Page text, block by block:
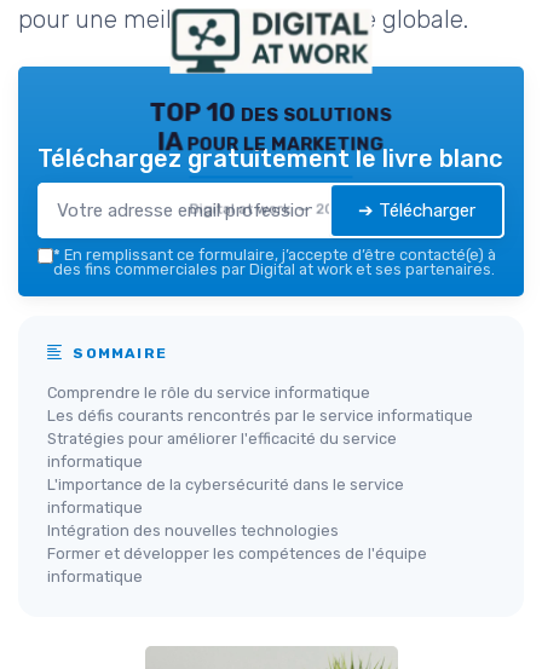
pour une meilleure performance globale.
TOP 10 des solutions
IA pour le marketing
Digital at work — 2026
Téléchargez gratuitement le livre blanc
➔ Télécharger
* En remplissant ce formulaire, j’accepte d’être contacté(e) à
des fins commerciales par Digital at work et ses partenaires.
SOMMAIRE
Comprendre le rôle du service informatique
Les défis courants rencontrés par le service informatique
Stratégies pour améliorer l'efficacité du service
informatique
L'importance de la cybersécurité dans le service
informatique
Intégration des nouvelles technologies
Former et développer les compétences de l'équipe
informatique